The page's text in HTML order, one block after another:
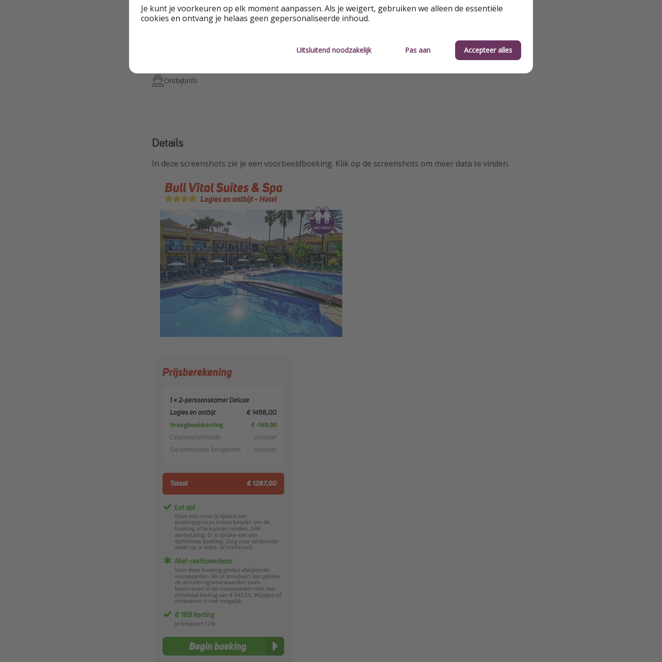
Adults Only Wellnesscentrum
Ontbijtinfo
Details
In deze screenshots zie je een voorbeeldboeking. Klik op de screenshots om meer data te vinden.
Je kunt je voorkeuren op elk moment aanpassen. Als je weigert, gebruiken we alleen de essentiële
cookies en ontvang je helaas geen gepersonaliseerde inhoud.
Uitsluitend noodzakelijk Pas aan Accepteer alles